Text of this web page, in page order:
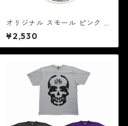
オリジナル スモール ピンク /
ブラック セントクリストファ
ー ネックレス ：GET BACK N
ECKLACES ゲット バック ネッ
¥2,530